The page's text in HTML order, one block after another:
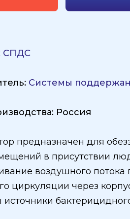
СПДС
Системы
Россия
предназначен для
в присутствии
воздушного потока
циркуляции через